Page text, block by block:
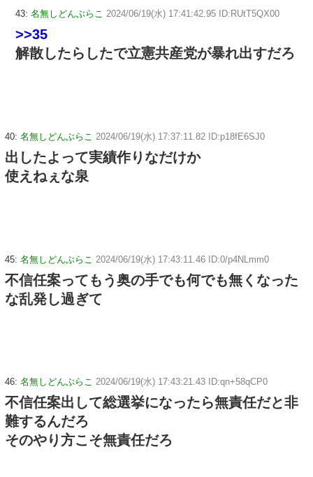
43: 名無しどんぶらこ 2024/06/19(水) 17:41:42.95 ID:RUtT5QX00
>>35
解散したらしたで立憲共産党が暴れ出すだろ
40: 名無しどんぶらこ 2024/06/19(水) 17:37:11.82 ID:p18fE6SJ0
出したよって実績作りなだけか
使えねぇな泉
45: 名無しどんぶらこ 2024/06/19(水) 17:43:11.46 ID:0/p4NLmm0
不信任案ってもう奥の手でも何でも無くなった
な乱発し過ぎて
46: 名無しどんぶらこ 2024/06/19(水) 17:43:21.43 ID:qn+58qCP0
不信任案出して総選挙になったら無責任だと非
難するんだろ
そのやり方こそ無責任だろ